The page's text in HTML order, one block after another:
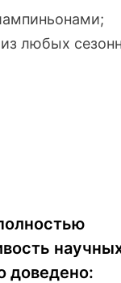
любых
доведено: